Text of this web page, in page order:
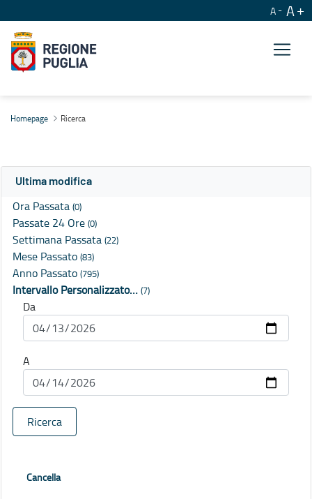
A A
Homepage Ricerca
Ultima modifica
Ora Passata (0)
Passate 24 Ore (0)
Settimana Passata (22)
Mese Passato (83)
Anno Passato (795)
Intervallo Personalizzato… (7)
Da
A
Ricerca
Cancella